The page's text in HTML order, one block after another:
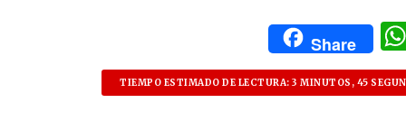
Share
TIEMPO ESTIMADO DE LECTURA: 3 MINUTOS, 45